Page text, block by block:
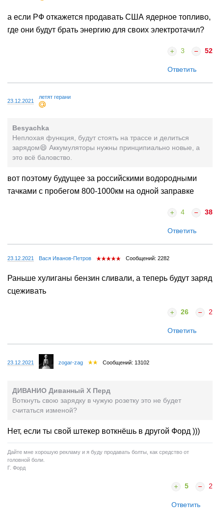
а если РФ откажется продавать США ядерное топливо,
где они будут брать энергию для своих электротачил?
3 52
Ответить
23.12.2021
летят герани
Besyachka
Неплохая функция, будут стоять на трассе и делиться
зарядом😄 Аккумуляторы нужны принципиально новые, а
это всё баловство.
вот поэтому будущее за российскими водородными
тачками с пробегом 800-1000км на одной заправке
4 38
Ответить
23.12.2021 Вася Иванов-Петров Сообщений: 2282
Раньше хулиганы бензин сливали, а теперь будут заряд
сцеживать
26 2
Ответить
23.12.2021 zogar-zag Сообщений: 13102
ДИВАНИО Диванный X Перд
Воткнуть свою зарядку в чужую розетку это не будет
считаться изменой?
Нет, если ты свой штекер воткнёшь в другой Форд )))
Дайте мне хорошую рекламу и я буду продавать болты, как средство от
головной боли.
Г. Форд
5 2
Ответить